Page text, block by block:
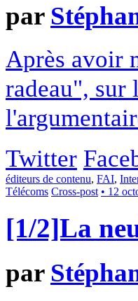
par
Après avoir
radeau", sur
Twitter
éditeurs de contenu, FAI,
Télécoms Cross-post • 12
[1/2]La
par